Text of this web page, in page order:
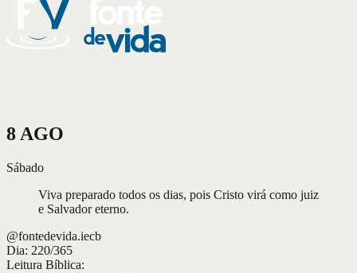
8AGO
Sábado
Viva preparado todos os dias, pois Cristo virá como juiz
e Salvador eterno.
@fontedevida.iecb
Dia: 220/365
Leitura Bíblica: